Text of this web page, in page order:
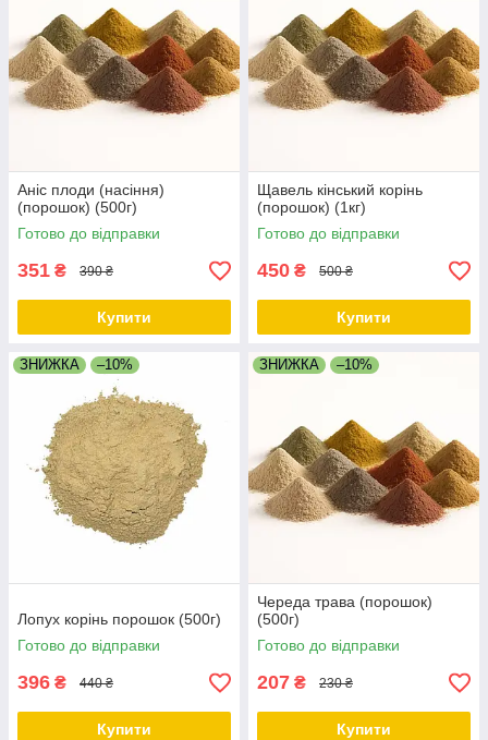
Аніс плоди (насіння)
(порошок) (500г)
Готово до відправки
351 ₴ 390 ₴
Купити
Щавель кінський корінь
(порошок) (1кг)
Готово до відправки
450 ₴ 500 ₴
Купити
ЗНИЖКА –10%
Лопух корінь порошок (500г)
Готово до відправки
396 ₴ 440 ₴
Купити
ЗНИЖКА –10%
Череда трава (порошок)
(500г)
Готово до відправки
207 ₴ 230 ₴
Купити